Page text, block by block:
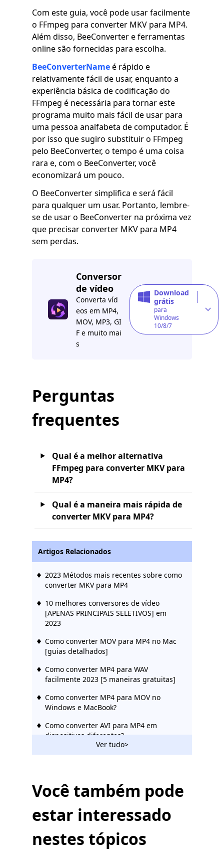
Com este guia, você pode usar facilmente
o FFmpeg para converter MKV para MP4.
Além disso, BeeConverter e ferramentas
online são fornecidas para escolha.
BeeConverterNameé rápido e
relativamente fácil de usar, enquanto a
experiência básica de codificação do
FFmpeg é necessária para tornar este
programa muito mais fácil de usar para
uma pessoa analfabeta de computador. É
por isso que sugiro substituir o FFmpeg
pelo BeeConverter, o tempo é uma coisa
rara e, com o BeeConverter, você
economizará um pouco.
O BeeConverter simplifica e será fácil
para qualquer um usar. Portanto, lembre-
se de usar o BeeConverter na próxima vez
que precisar converter MKV para MP4
sem perdas.
Conversor
de vídeo
Converta víd
eos em MP4,
MOV, MP3, GI
F e muito mai
s
Download
grátis
para
Windows
10/8/7
Perguntas
frequentes
Qual é a melhor alternativa
FFmpeg para converter MKV para
MP4?
Qual é a maneira mais rápida de
converter MKV para MP4?
Artigos Relacionados
2023 Métodos mais recentes sobre como
converter MKV para MP4
10 melhores conversores de vídeo
[APENAS PRINCIPAIS SELETIVOS] em
2023
Como converter MOV para MP4 no Mac
[guias detalhados]
Como converter MP4 para WAV
facilmente 2023 [5 maneiras gratuitas]
Como converter MP4 para MOV no
Windows e MacBook?
Como converter AVI para MP4 em
dispositivos diferentes?
Maneiras diretas de como converter
no Mac [Guia passo a passo]
[5 melhores maneiras] Como compactar
um vídeo no Windows 10
[3 ferramentas incríveis] Como converter
AVI para MP4 no Mac 2023
Ver tudo>
Você também pode
estar interessado
nestes tópicos